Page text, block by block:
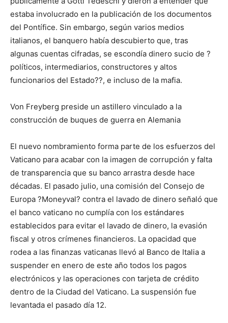
estaba involucrado en la publicación de los documentos
del Pontífice. Sin embargo, según varios medios
italianos, el banquero había descubierto que, tras
algunas cuentas cifradas, se escondía dinero sucio de ?
políticos, intermediarios, constructores y altos
funcionarios del Estado??, e incluso de la mafia.
Von Freyberg preside un astillero vinculado a la
construcción de buques de guerra en Alemania
El nuevo nombramiento forma parte de los esfuerzos del
Vaticano para acabar con la imagen de corrupción y falta
de transparencia que su banco arrastra desde hace
décadas. El pasado julio, una comisión del Consejo de
Europa ?Moneyval? contra el lavado de dinero señaló que
el banco vaticano no cumplía con los estándares
establecidos para evitar el lavado de dinero, la evasión
fiscal y otros crímenes financieros. La opacidad que
rodea a las finanzas vaticanas llevó al Banco de Italia a
suspender en enero de este año todos los pagos
electrónicos y las operaciones con tarjeta de crédito
dentro de la Ciudad del Vaticano. La suspensión fue
levantada el pasado día 12.